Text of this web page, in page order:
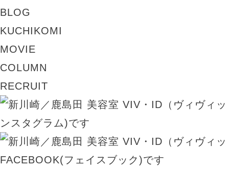
BLOG
KUCHIKOMI
MOVIE
COLUMN
RECRUIT